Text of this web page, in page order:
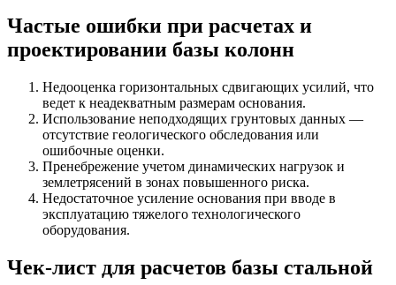
Частые ошибки при расчетах и
проектировании базы колонн
Недооценка горизонтальных сдвигающих усилий, что
ведет к неадекватным размерам основания.
Использование неподходящих грунтовых данных —
отсутствие геологического обследования или
ошибочные оценки.
Пренебрежение учетом динамических нагрузок и
землетрясений в зонах повышенного риска.
Недостаточное усиление основания при вводе в
эксплуатацию тяжелого технологического
оборудования.
Чек-лист для расчетов базы стальной